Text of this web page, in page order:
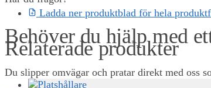
Behöver du hjälp med
Du slipper omvägar och pratar direkt med oss
Ladda ner produktblad för hela
Relaterade produkter